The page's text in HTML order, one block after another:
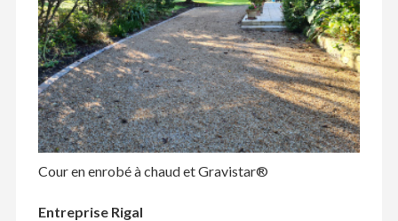
Cour en enrobé à chaud et Gravistar®
Entreprise Rigal